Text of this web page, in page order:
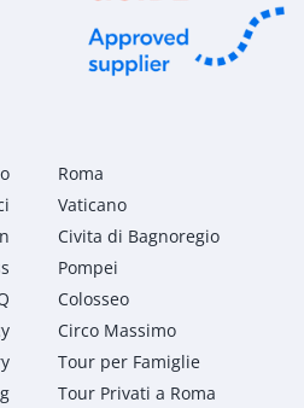
Roma
Vaticano
Civita di Bagnoregio
Pompei
Colosseo
Circo Massimo
Tour per Famiglie
Tour Privati a Roma